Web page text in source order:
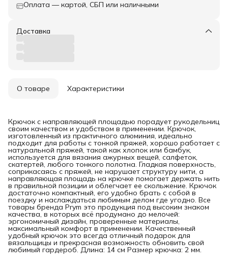
Оплата — картой, СБП или наличными
Доставка
О товаре Характеристики
Крючок с направляющей площадью порадует рукодельниц
своим качеством и удобством в применении. Крючок,
изготовленный из практичного алюминия, идеально
подходит для работы с тонкой пряжей, хорошо работает с
натуральной пряжей, такой как хлопок или бамбук,
используется для вязания ажурных вещей, салфеток,
скатертей, любого тонкого полотна. Гладкая поверхность,
соприкасаясь с пряжей, не нарушает структуру нити, а
направляющая площадь на крючке помогает держать нить
в правильной позиции и облегчает ее скольжение. Крючок
достаточно компактный, его удобно брать с собой в
поездку и наслаждаться любимым делом где угодно. Все
товары бренда Prym это продукция под высоким знаком
качества, в которых всё продумано до мелочей:
эргономичный дизайн, проверенные материалы,
максимальный комфорт в применении. Качественный
удобный крючок это всегда отличный подарок для
вязальщицы и прекрасная возможность обновить свой
любимый гардероб. Длина: 14 см Размер крючка: 2 мм.